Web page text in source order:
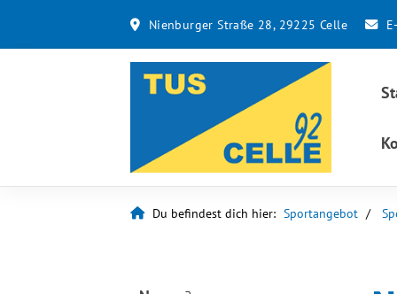
Nienburger Straße 28, 29225 Celle
Du befindest dich hier: Sportangebot